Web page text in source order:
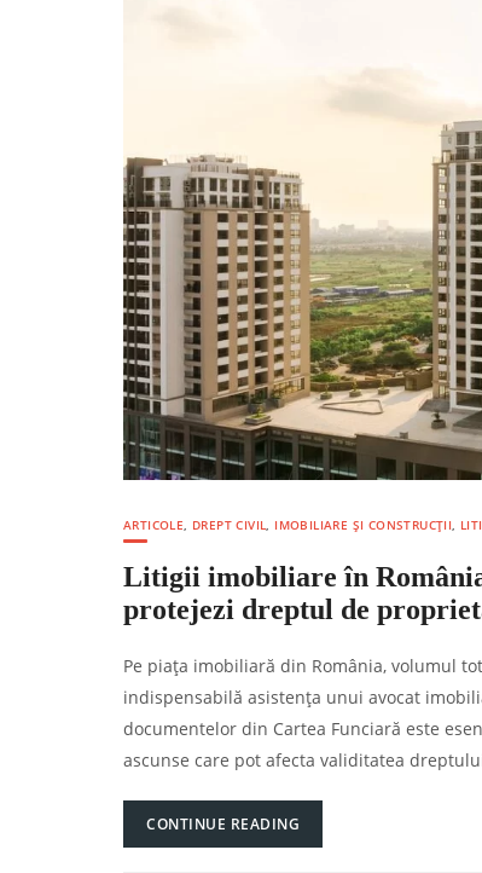
ARTICOLE DREPT CIVIL IMOBILIARE ȘI CONSTRUCȚII
Litigii imobiliare în
protejezi dreptul de
Pe piața imobiliară din România, volumul
indispensabilă asistența unui avocat
documentelor din Cartea Funciară este
ascunse care pot afecta validitatea
CONTINUE READING